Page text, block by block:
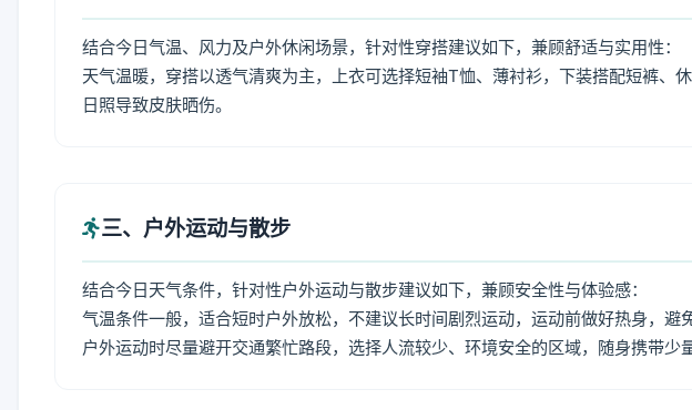
结合今日气温、风力及户外休闲场景，针对性穿搭建议如下，兼顾舒适与实用性：
天气温暖，穿搭以透气清爽为主，上衣可选择短袖T恤、薄衬衫，下装搭配短裤、
日照导致皮肤晒伤。
三、户外运动与散步
结合今日天气条件，针对性户外运动与散步建议如下，兼顾安全性与体验感：
气温条件一般，适合短时户外放松，不建议长时间剧烈运动，运动前做好热身，避
户外运动时尽量避开交通繁忙路段，选择人流较少、环境安全的区域，随身携带少